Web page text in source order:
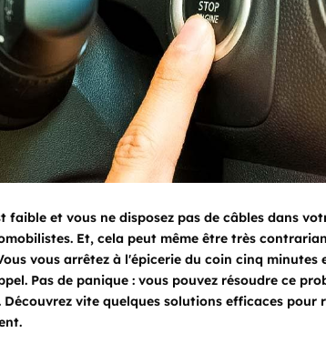
et vous ne disposez pas de câbles dans
Et, cela peut même être très
vous arrêtez à l'épicerie du coin cinq minutes
Pas de panique : vous pouvez résoudre ce
vite quelques solutions efficaces